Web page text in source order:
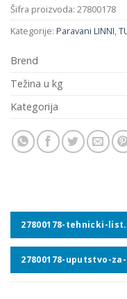
Šifra proizvoda: 27800178
Kategorije: Paravani LINNI
Brend
Težina u kg
Kategorija
27800178-tehnicki-
27800178-uputstvo-